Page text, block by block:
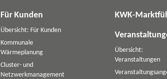
Für Kunden
Übersicht: Für Kunden
Kommunale
Wärmeplanung
Cluster- und
Netzwerkmanagement
KWK-
Übersicht:
Veranstaltungen